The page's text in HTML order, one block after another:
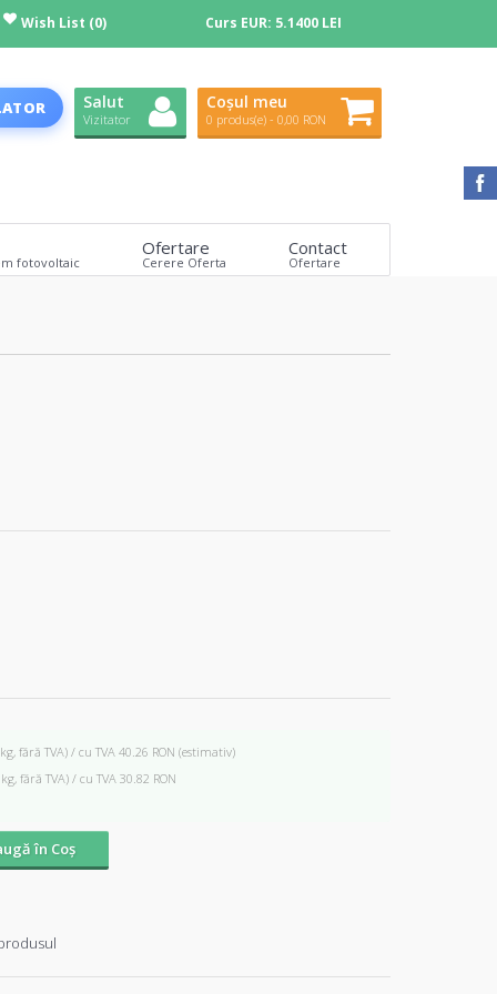
Wish List (0) Curs EUR: 5.1400 LEI
Salut
Vizitator
Coșul meu
0 produs(e) - 0,00 RON
fotovoltaic
Ofertare
Cerere Oferta
Contact
Ofertare
fără TVA) / cu TVA 40.26 RON (estimativ)
fără TVA) / cu TVA 30.82 RON
în Coş